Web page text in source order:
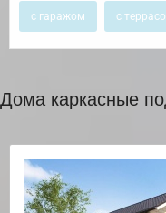
с гаражом с
Дома каркасные